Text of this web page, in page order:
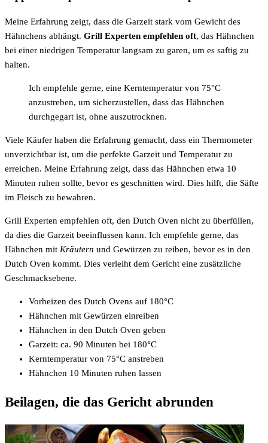
Meine Erfahrung zeigt, dass die Garzeit stark vom Gewicht des
Hähnchens abhängt. Grill Experten empfehlen oft, das Hähnchen
bei einer niedrigen Temperatur langsam zu garen, um es saftig zu
halten.
Ich empfehle gerne, eine Kerntemperatur von 75°C
anzustreben, um sicherzustellen, dass das Hähnchen
durchgegart ist, ohne auszutrocknen.
Viele Käufer haben die Erfahrung gemacht, dass ein Thermometer
unverzichtbar ist, um die perfekte Garzeit und Temperatur zu
erreichen. Meine Erfahrung zeigt, dass das Hähnchen etwa 10
Minuten ruhen sollte, bevor es geschnitten wird. Dies hilft, die Säfte
im Fleisch zu bewahren.
Grill Experten empfehlen oft, den Dutch Oven nicht zu überfüllen,
da dies die Garzeit beeinflussen kann. Ich empfehle gerne, das
Hähnchen mit Kräutern und Gewürzen zu reiben, bevor es in den
Dutch Oven kommt. Dies verleiht dem Gericht eine zusätzliche
Geschmacksebene.
Vorheizen des Dutch Ovens auf 180°C
Hähnchen mit Gewürzen einreiben
Hähnchen in den Dutch Oven geben
Garzeit: ca. 90 Minuten bei 180°C
Kerntemperatur von 75°C anstreben
Hähnchen 10 Minuten ruhen lassen
Beilagen, die das Gericht abrunden